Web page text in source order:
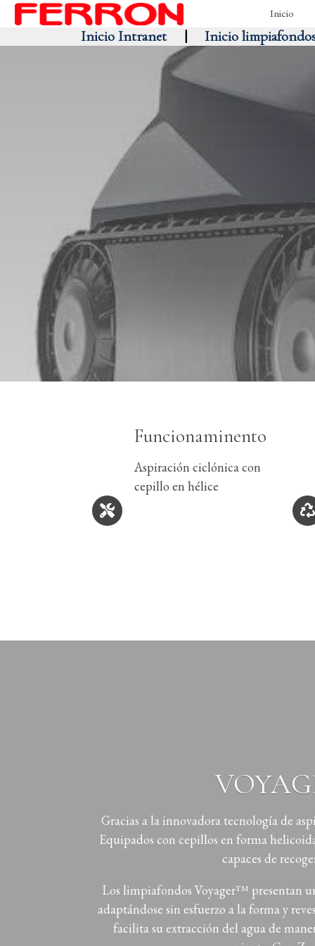
Inicio
Inicio Intranet| Inicio
Funcionaminento
Aspiración ciclónica con
cepillo en hélice
Gracias a la innovadora tecnología de
Equipados con cepillos en forma
capaces de
Los limpiafondos Voyager™ presentan
adaptándose sin esfuerzo a la forma y
facilita su extracción del agua de